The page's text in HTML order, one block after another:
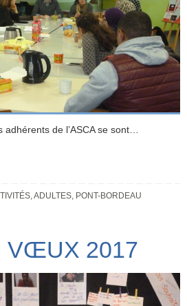
de l’ASCA se sont…
,ADULTES, PONT-BORDEAU
VŒUX 2017